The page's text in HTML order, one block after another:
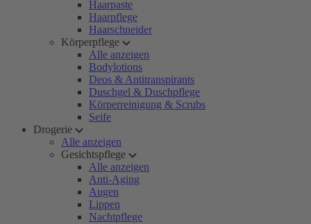
Haarpaste
Haarpflege
Haarschneider
Körperpflege
Alle anzeigen
Bodylotions
Deos & Antitranspirants
Duschgel & Duschpflege
Körperreinigung & Scrubs
Seife
Drogerie
Alle anzeigen
Gesichtspflege
Alle anzeigen
Anti-Aging
Augen
Lippen
Nachtpflege